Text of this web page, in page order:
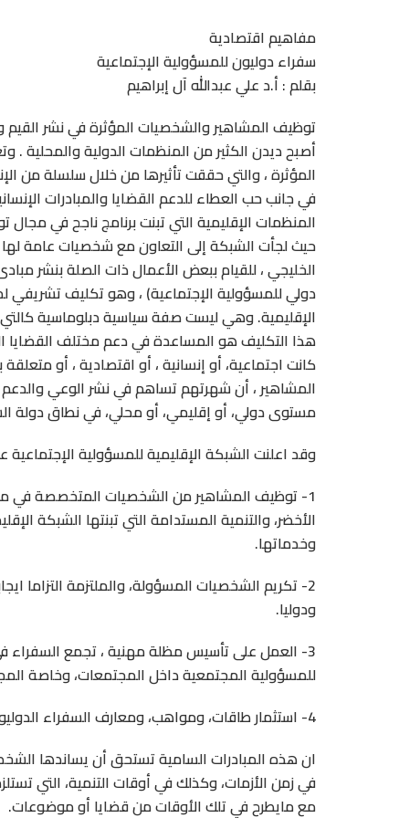
مفاهيم اقتصادية
سفراء دوليون للمسؤولية الإجتماعية
بقلم : أ.د علي عبدالله آل إبراهيم
توظيف المشاهير والشخصيات المؤثرة في نشر
أصبح ديدن الكثير من المنظمات الدولية
المؤثرة ، والتي حققت تأثيرها من خلال سلسلة من
في جانب حب العطاء للدعم القضايا والمبادرات
المنظمات الإقليمية التي تبنت برنامج ناجح في
حيث لجأت الشبكة إلى التعاون مع شخصيات عامة
الخليجي ، للقيام ببعض الأعمال ذات الصلة بنشر
دولي للمسؤولية الإجتماعية) ، وهو تكليف تشريفي
الإقليمية. وهي ليست صفة سياسية دبلوماسية
هذا التكليف هو المساعدة في دعم مختلف القضايا
كانت اجتماعية، أو إنسانية ، أو اقتصادية ، أو
المشاهير ، أن شهرتهم تساهم في نشر الوعي
مستوى دولي، أو إقليمي، أو محلي، في نطاق دولة
وقد اعلنت الشبكة الإقليمية للمسؤولية
1- توظيف المشاهير من الشخصيات المتخصصة في
الأخضر، والتنمية المستدامة التي تبنتها الشبكة
وخدماتها.
2- تكريم الشخصيات المسؤولة، والملتزمة التزاما
ودوليا.
3- العمل على تأسيس مظلة مهنية ، تجمع السفراء
للمسؤولية المجتمعية داخل المجتمعات، وخاصة
4- استثمار طاقات، ومواهب، ومعارف السفراء الدوليون للمسؤولية الإجتماعية في دعم مجالات الخدمة المجتمعية.
ان هذه المبادرات السامية تستحق أن يساندها
في زمن الأزمات، وكذلك في أوقات التنمية، التي
مع مايطرح في تلك الأوقات من قضايا أو موضوعات.